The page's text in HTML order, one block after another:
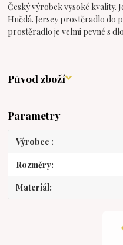
Český výrobek vysoké kvality.
Hnědá. Jersey prostěradlo do
prostěradlo je velmi pevné s
Původ zboží
Parametry
Výrobce
Rozměry
Materiál